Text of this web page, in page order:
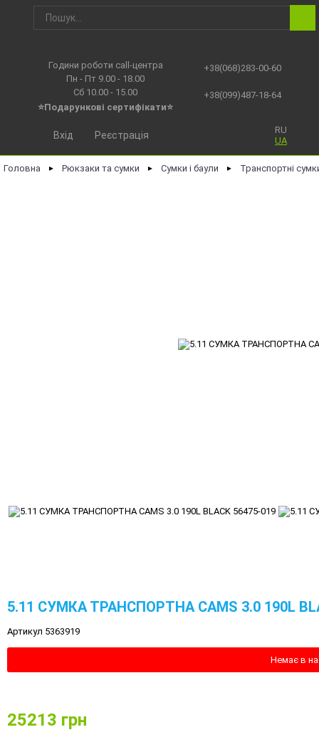
Години роботи call-центра
Пн - Пт 9.00 - 18.00
Сб 10.00 - 15.00
⭐Подарункові сертифікати⭐
+38(068)283-00-60
+38(099)487-18-64
RU
UA
Вхід Реєстрація
Головна ► Рюкзаки та сумки ► Сумки і баули ► Транспортні
5.11 СУМКА ТРАНСПОРТНА CAMS 3.0 190L
Артикул 5363919
Немає в
25213 грн